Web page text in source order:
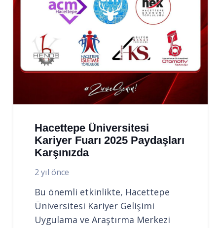
Hacettepe Üniversitesi
Kariyer Fuarı 2025 Paydaşları
Karşınızda
2 yıl önce
Bu önemli etkinlikte, Hacettepe
Üniversitesi Kariyer Gelişimi
Uygulama ve Araştırma Merkezi